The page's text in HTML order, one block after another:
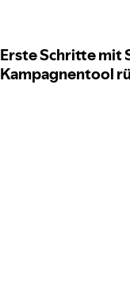
Erste Schritte mit
Kampagnentool